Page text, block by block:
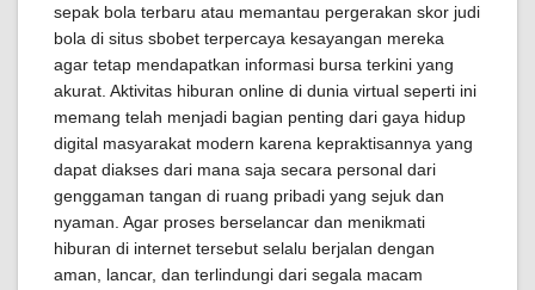
sepak bola terbaru atau memantau pergerakan skor judi
bola di situs sbobet terpercaya kesayangan mereka
agar tetap mendapatkan informasi bursa terkini yang
akurat. Aktivitas hiburan online di dunia virtual seperti ini
memang telah menjadi bagian penting dari gaya hidup
digital masyarakat modern karena kepraktisannya yang
dapat diakses dari mana saja secara personal dari
genggaman tangan di ruang pribadi yang sejuk dan
nyaman. Agar proses berselancar dan menikmati
hiburan di internet tersebut selalu berjalan dengan
aman, lancar, dan terlindungi dari segala macam